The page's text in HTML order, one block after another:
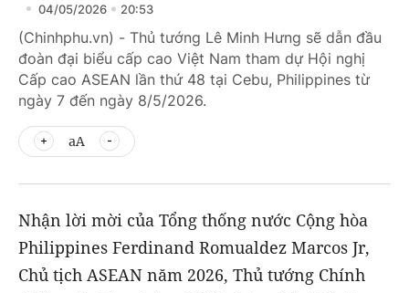
04/05/2026 20:53
(Chinhphu.vn) - Thủ tướng Lê Minh Hưng sẽ dẫn đầu
đoàn đại biểu cấp cao Việt Nam tham dự Hội nghị
Cấp cao ASEAN lần thứ 48 tại Cebu, Philippines từ
ngày 7 đến ngày 8/5/2026.
aA
Nhận lời mời của Tổng thống nước Cộng hòa
Philippines Ferdinand Romualdez Marcos Jr,
Chủ tịch ASEAN năm 2026, Thủ tướng Chính